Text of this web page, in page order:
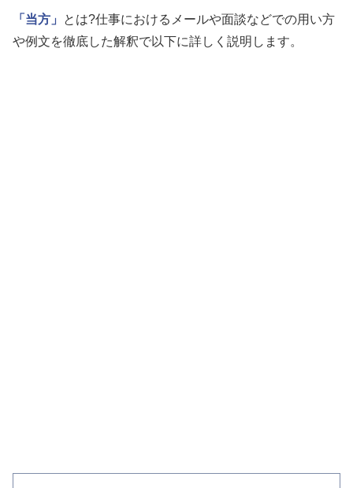
「当方」
とは?仕事におけるメールや面談などでの用い方
や例文を徹底した解釈で以下に詳しく説明します。